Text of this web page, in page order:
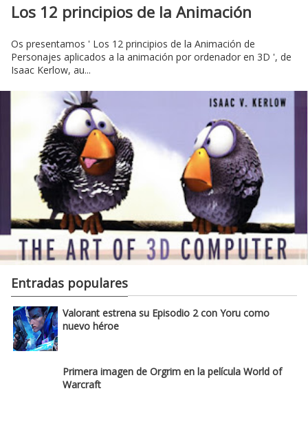
Los 12 principios de la Animación
Os presentamos ' Los 12 principios de la Animación de
Personajes aplicados a la animación por ordenador en 3D ', de
Isaac Kerlow, au...
Entradas populares
Valorant estrena su Episodio 2 con Yoru como
nuevo héroe
Primera imagen de Orgrim en la película World of
Warcraft